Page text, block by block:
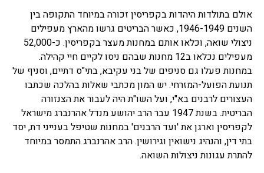
אולם בתולדות היהדות בקפריסין זכורה במיוחד התקופה בין
השנים 1946-1949, כאשר הבריטים גרשו מהארץ מעפילים
ניצולי שואה, וכלאו אותם במחנות מעצר בקפריסין. כ-52,000
מעפילים נכלאו ב12 מחנות שבהם ניסו לקיים חיי קהילה.
במחנות פעלו גם סניפים של בני עקיבא, בתי"ס דתיים, וסניף של
תנועת הפועל-המזרחי. יש המון מכתבי שאלות בהלכה שכתבו
העצורים לרבנים בא"י, ועל השו"ת היה לעבור את הצנזורה
הבריטית. בשנת 1947 עבר הרב יהושע מנדל אהרנברג מישראל
לקפריסין וארגן את 'ועד הרבנים' במחנות שטיפל בענייני דת, יסד
בתי דין, והנהיג נישואין וגירושין. הרב אהרנברג התמסר במיוחד
להתרת עגונות ניצולות השואה.